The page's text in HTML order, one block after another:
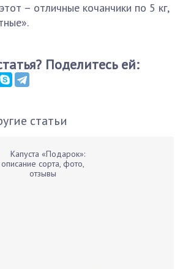
– отличные кочанчики по 5 кг,
Поделитесь ей:
статьи